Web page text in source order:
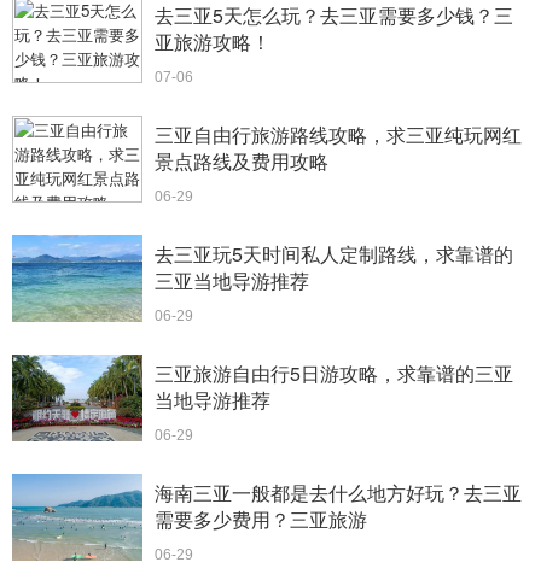
去三亚5天怎么玩？去三亚需要多少钱？三
亚旅游攻略！
07-06
三亚自由行旅游路线攻略，求三亚纯玩网红
景点路线及费用攻略
06-29
去三亚玩5天时间私人定制路线，求靠谱的
三亚当地导游推荐
06-29
三亚旅游自由行5日游攻略，求靠谱的三亚
当地导游推荐
06-29
海南三亚一般都是去什么地方好玩？去三亚
需要多少费用？三亚旅游
06-29